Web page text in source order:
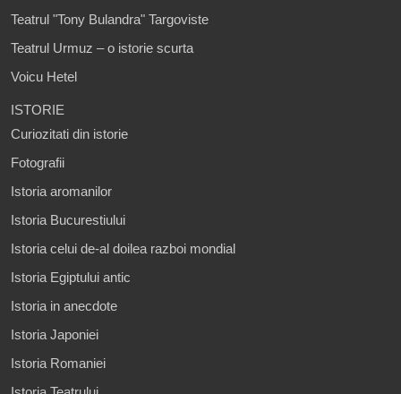
Teatrul "Tony Bulandra" Targoviste
Teatrul Urmuz – o istorie scurta
Voicu Hetel
ISTORIE
Curiozitati din istorie
Fotografii
Istoria aromanilor
Istoria Bucurestiului
Istoria celui de-al doilea razboi mondial
Istoria Egiptului antic
Istoria in anecdote
Istoria Japoniei
Istoria Romaniei